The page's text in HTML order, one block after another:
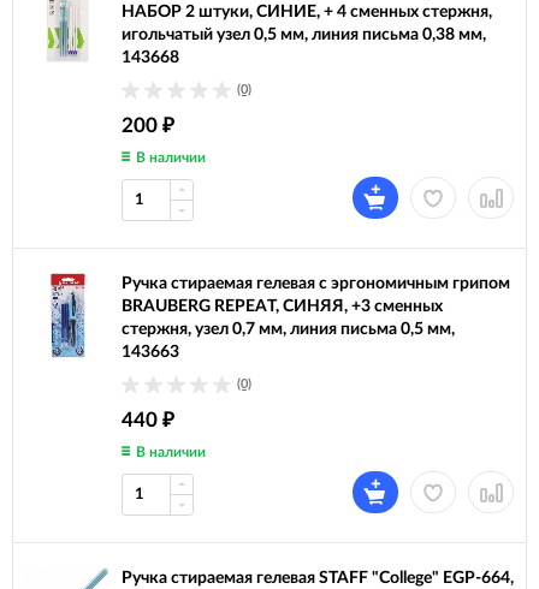
НАБОР 2 штуки, СИНИЕ, + 4 сменных стержня,
игольчатый узел 0,5 мм, линия письма 0,38 мм,
143668
(0)
200 ₽
В наличии
Ручка стираемая гелевая с эргономичным грипом
BRAUBERG REPEAT, СИНЯЯ, +3 сменных
стержня, узел 0,7 мм, линия письма 0,5 мм,
143663
(0)
440 ₽
В наличии
Ручка стираемая гелевая STAFF "College" EGP-664,